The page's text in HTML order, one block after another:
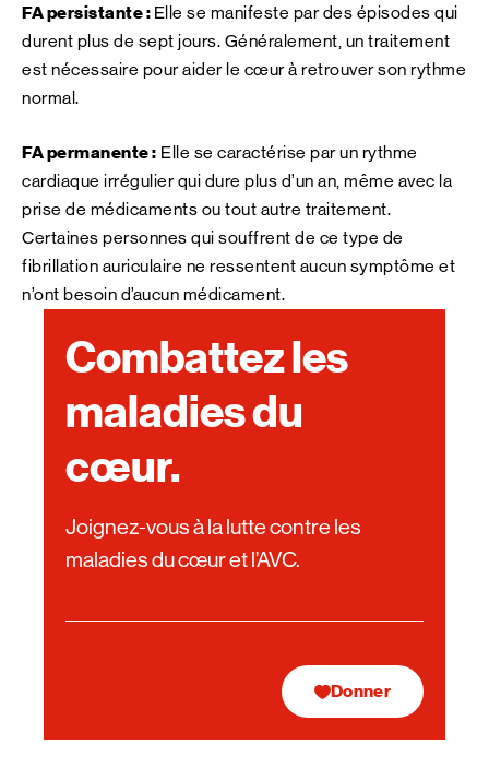
FA persistante : Elle se manifeste par des épisodes qui
durent plus de sept jours. Généralement, un traitement
est nécessaire pour aider le cœur à retrouver son rythme
normal.
FA permanente : Elle se caractérise par un rythme
cardiaque irrégulier qui dure plus d’un an, même avec la
prise de médicaments ou tout autre traitement.
Certaines personnes qui souffrent de ce type de
fibrillation auriculaire ne ressentent aucun symptôme et
n’ont besoin d’aucun médicament.
Combattez les
maladies du
cœur.
Joignez-vous à la lutte contre les
maladies du cœur et l’AVC.
Donner